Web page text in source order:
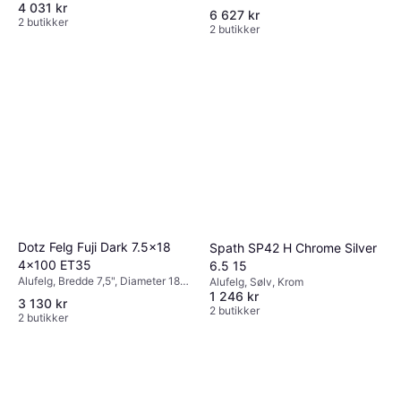
Svart
4 031 kr
2 butikker
Svart, Grå, Sølv, Aluminium
6 627 kr
2 butikker
Dotz Felg Fuji Dark 7.5x18
4x100 ET35
Alufelg, Bredde 7,5", Diameter 18",
Svart
3 130 kr
2 butikker
Spath SP42 H Chrome Silver
6.5 15
Alufelg, Sølv, Krom
1 246 kr
2 butikker